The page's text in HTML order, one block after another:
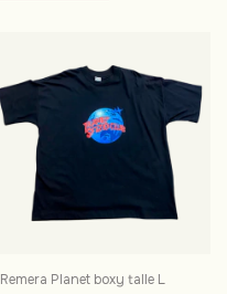
Remera Planet boxy talle L